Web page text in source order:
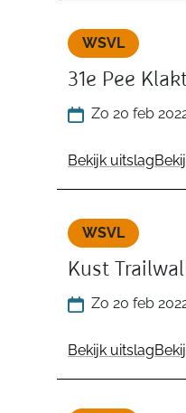
WSVL
31e Pee
Zo 20 feb
Bekijk uitslag
WSVL
Kust
Zo 20 feb
Bekijk uitslag